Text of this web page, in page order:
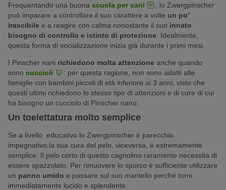
Frequentando una buona scuola per cani
, lo Zwergpinscher
può imparare a controllare il suo carattere a volte un po’
irascibile e a reagire con calma nonostante il suo innato
bisogno di controllo e istinto di protezione . Idealmente,
questa forma di socializzazione inizia già durante i primi mesi.
I Pinscher nani richiedono molta attenzione anche quando
sono cuccioli
: per questa ragione, non sono adatti alle
famiglie con bambini piccoli di età inferiore ai 3 anni, visto che
questi ultimi richiedono lo stesso tipo di attenzioni e di cure di cui
ha bisogno un cucciolo di Pinscher nano.
Un toelettatura molto semplice
Se a livello educativo lo Zwergpinscher è parecchio
impegnativo,la sua cura del pelo, viceversa, è estremamente
semplice. Il pelo corto di questo cagnolino raramente necessita di
essere spazzolato. Per rimuovere lo sporco è sufficiente utilizzare
un panno umido e passare sul suo mantello perché torni
immediatamente lucido e splendente.